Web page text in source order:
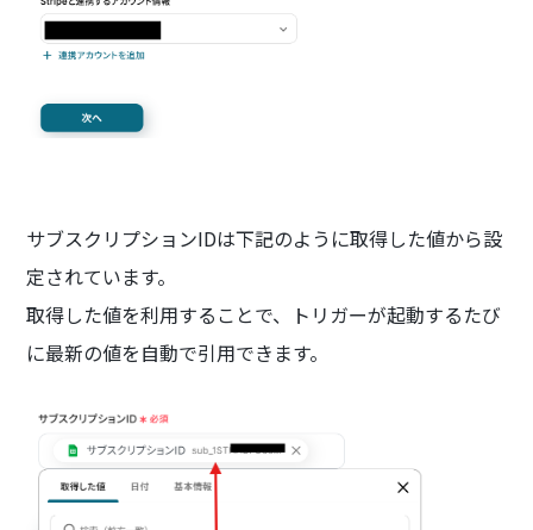
サブスクリプションIDは下記のように取得した値から設
定されています。
取得した値を利用することで、トリガーが起動するたび
に最新の値を自動で引用できます。